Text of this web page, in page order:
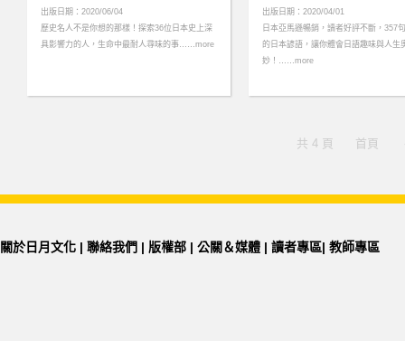
出版日期：2020/06/04
歷史名人不是你想的那樣！探索36位日本史上深
具影響力的人，生命中最耐人尋味的事……more
出版日期：2020/04/01
日本亞馬遜暢銷，讀者好評不斷，357
的日本諺語，讓你體會日語趣味與人生
妙！……more
共 4 頁 首頁
關於日月文化 | 聯絡我們 | 版權部 | 公關＆媒體 | 讀者專區| 教師專區